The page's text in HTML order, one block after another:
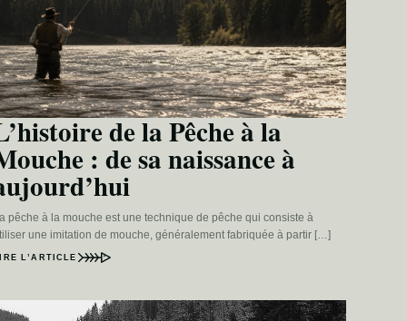
de la Pêche à la
: de sa naissance à
pêche à la mouche est une technique de pêche qui consiste à
une imitation de mouche, généralement fabriquée à partir […]
L’ARTICLE